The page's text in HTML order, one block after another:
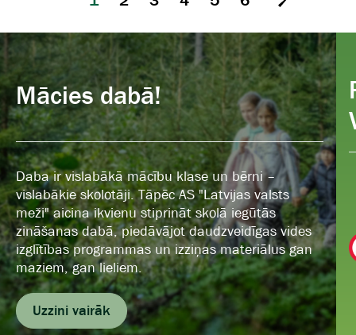
Mācies dabā!
Daba ir vislabākā mācību klase un bērni –
vislabākie skolotāji. Tāpēc AS "Latvijas valsts
meži" aicina ikvienu stiprināt skolā iegūtās
zināšanas dabā, piedāvājot daudzveidīgas vides
izglītības programmas un izziņas materiālus gan
maziem, gan lieliem.
Uzzini vairāk